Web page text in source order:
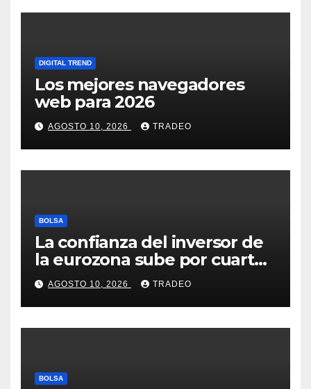
DIGITAL TREND
Los mejores navegadores
web para 2026
AGOSTO 10, 2026 TRADEO
BOLSA
La confianza del inversor de
la eurozona sube por cuarto
mes y se vuelve positiva en
agosto
AGOSTO 10, 2026 TRADEO
BOLSA